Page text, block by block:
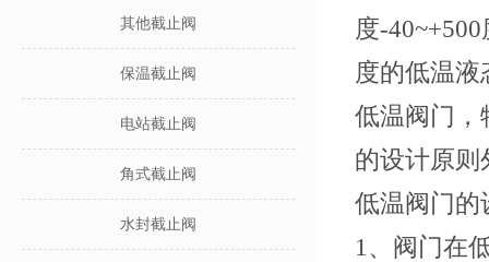
其他截止阀
保温截止阀
电站截止阀
角式截止阀
水封截止阀
度-40~+500
度的低温
低温阀门，
的设计原则
低温阀门的
1 、阀门在